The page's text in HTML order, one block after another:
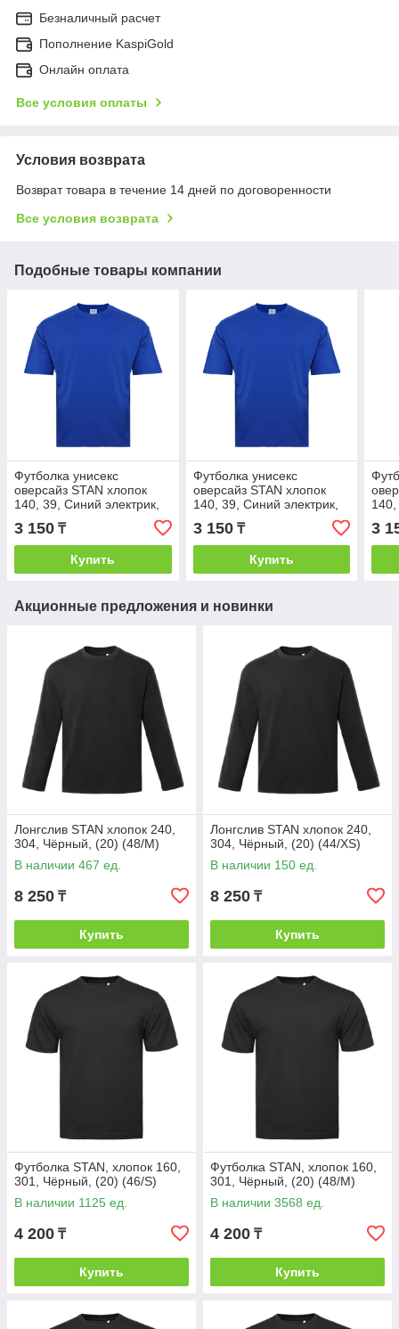
Безналичный расчет
Пополнение KaspiGold
Онлайн оплата
Все условия оплаты
Условия возврата
Возврат товара в течение 14 дней по договоренности
Все условия возврата
Подобные товары компании
Футболка унисекс
оверсайз STAN хлопок
140, 39, Синий электрик,
(47) (44/XS)
3 150 ₸
Купить
Футболка унисекс
оверсайз STAN хлопок
140, 39, Синий электрик,
(47) (46/S)
3 150₸
Купить
140,
3
Акционные предложения и новинки
Лонгслив STAN хлопок 240,
304, Чёрный, (20) (48/M)
В наличии 467 ед.
8 250 ₸
Купить
Лонгслив STAN хлопок 240,
304, Чёрный, (20) (44/XS)
В наличии 150 ед.
8 250 ₸
Купить
Футболка STAN, хлопок 160,
301, Чёрный, (20) (46/S)
В наличии 1125 ед.
4 200 ₸
Купить
Футболка STAN, хлопок 160,
301, Чёрный, (20) (48/M)
В наличии 3568 ед.
4 200 ₸
Купить